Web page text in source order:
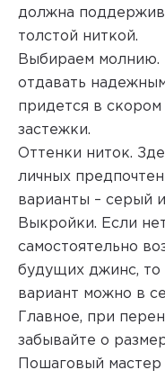
должна
толстой ниткой.
Выбираем молнию.
отдавать
придется в
застежки.
Оттенки ниток.
личных
варианты – серый
Выкройки. Если
самостоятельно
будущих джинс, то
вариант можно в
Главное, при
забывайте о
Пошаговый мастер